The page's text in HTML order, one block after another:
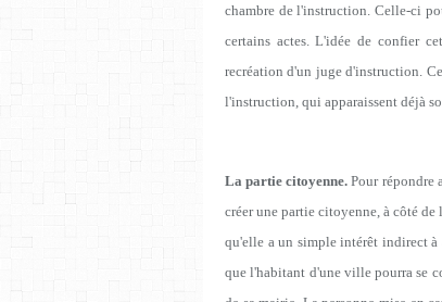
chambre de l'instruction. Celle-ci
certains actes. L'idée de confier
recréation d'un juge d'instruction.
l'instruction, qui apparaissent déjà
La partie citoyenne. Pour répondre
créer une partie citoyenne, à côté
qu'elle a un simple intérêt indirect
que l'habitant d'une ville pourra se